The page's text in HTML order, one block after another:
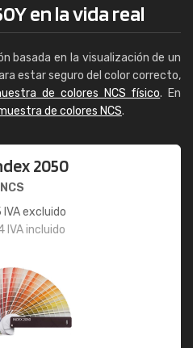
en la vida real
basada en la visualización de un
estar seguro del color correcto,
de colores NCS físico. En
de colores NCS.
2050
NCS
IVA excluido
IVA incluido